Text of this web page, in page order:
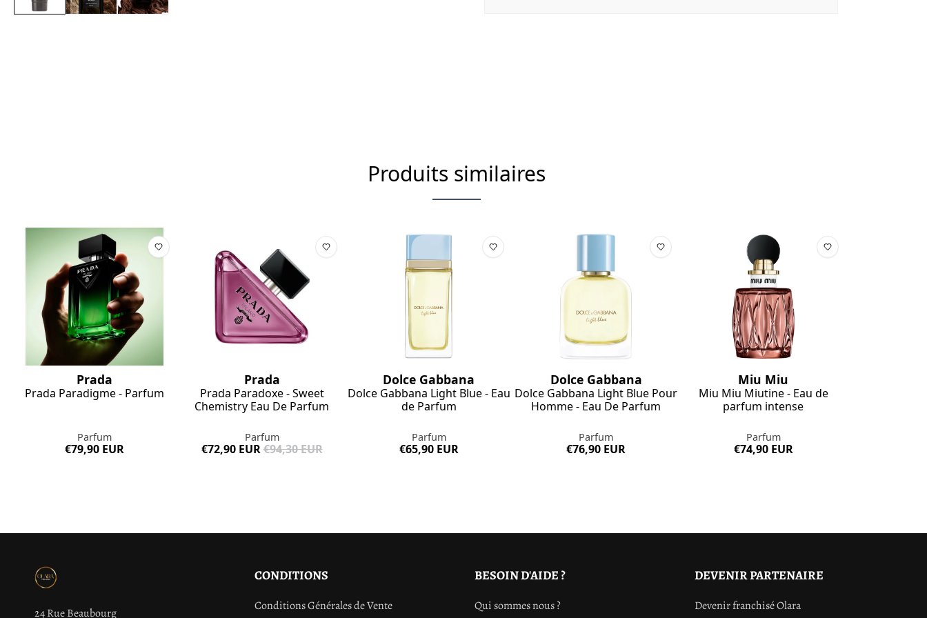
Produits similaires
Prada
Prada Paradigme - Parfum
Parfum
€79,90 EUR
Prada
Prada Paradoxe - Sweet
Chemistry Eau De Parfum
Parfum
€72,90 EUR€94,30 EUR
Dolce Gabbana
Dolce Gabbana Light Blue - Eau
de Parfum
Parfum
€65,90 EUR
Dolce Gabbana
Dolce Gabbana Light Blue Pour
Homme - Eau De Parfum
Parfum
€76,90 EUR
Miu Miu
Miu Miu Miutine - Eau de
parfum intense
Parfum
€74,90 EUR
24 Rue Beaubourg
CONDITIONS
Conditions Générales de Vente
BESOIN D'AIDE ?
Qui sommes nous ?
DEVENIR PARTENAIRE
Devenir franchisé Olara